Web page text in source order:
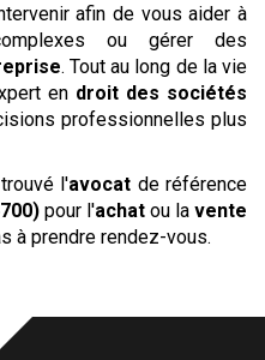
afin de vous aider à
ou gérer des
. Tout au long de la vie
en droit des sociétés
professionnelles plus
l'avocat de référence
pour l'achat ou la vente
à prendre rendez-vous.